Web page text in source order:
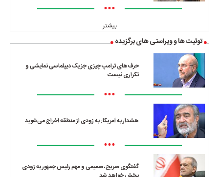
•••
بیشتر
توئیت ها و ویراستی های برگزیده
حرف‌های ترامپ چیزی جز یک دیپلماسی نمایشی و
تکراری نیست
•••
هشدار به آمریکا: به زودی از منطقه اخراج می‌شوید
•••
گفتگوی صریح، صمیمی و مهم رئیس جمهور به زودی